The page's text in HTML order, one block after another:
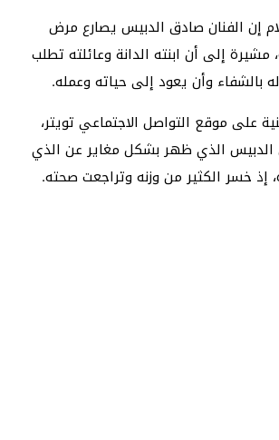
إن الفنان صادق الدبيس يصارع مرض
إلى أن ابنته الدانة وعائلته تطلب
بالشفاء وأن يعود إلى حياته وعمله.
على موقع التواصل الاجتماعي تويتر،
الدبيس الذي ظهر بشكل مغاير عن الذي
إذ خسر الكثير من وزنه وتراجعت صحته.